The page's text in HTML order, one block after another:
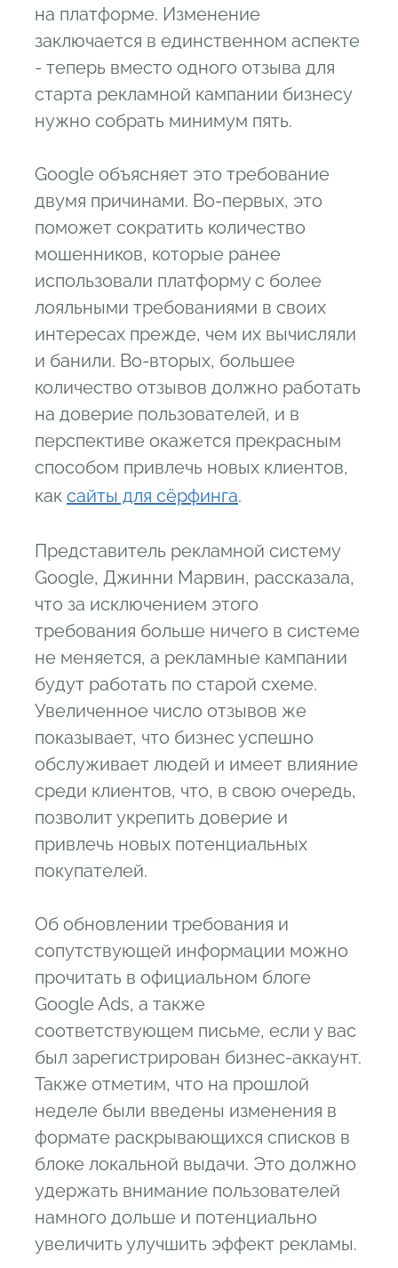
на платформе. Изменение
заключается в единственном аспекте
- теперь вместо одного отзыва для
старта рекламной кампании бизнесу
нужно собрать минимум пять.
Google объясняет это требование
двумя причинами. Во-первых, это
поможет сократить количество
мошенников, которые ранее
использовали платформу с более
лояльными требованиями в своих
интересах прежде, чем их вычисляли
и банили. Во-вторых, большее
количество отзывов должно работать
на доверие пользователей, и в
перспективе окажется прекрасным
способом привлечь новых клиентов,
как сайты для сёрфинга.
Представитель рекламной систему
Google, Джинни Марвин, рассказала,
что за исключением этого
требования больше ничего в системе
не меняется, а рекламные кампании
будут работать по старой схеме.
Увеличенное число отзывов же
показывает, что бизнес успешно
обслуживает людей и имеет влияние
среди клиентов, что, в свою очередь,
позволит укрепить доверие и
привлечь новых потенциальных
покупателей.
Об обновлении требования и
сопутствующей информации можно
прочитать в официальном блоге
Google Ads, а также
соответствующем письме, если у вас
был зарегистрирован бизнес-аккаунт.
Также отметим, что на прошлой
неделе были введены изменения в
формате раскрывающихся списков в
блоке локальной выдачи. Это должно
удержать внимание пользователей
намного дольше и потенциально
увеличить улучшить эффект рекламы.